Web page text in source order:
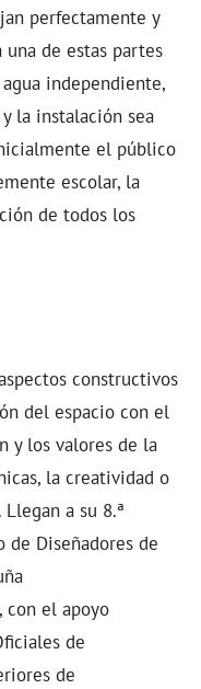
perfectamente y
una de estas partes
independiente,
la instalación sea
el público
escolar, la
de todos los
constructivos
del espacio con el
y los valores de la
la creatividad o
a su 8.ª
Diseñadores de
con el apoyo
de
de